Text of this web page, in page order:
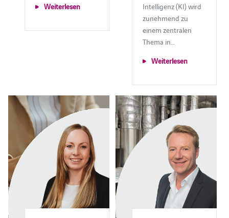
Weiterlesen
Intelligenz (KI) wird
zunehmend zu
einem zentralen
Thema in…
Weiterlesen